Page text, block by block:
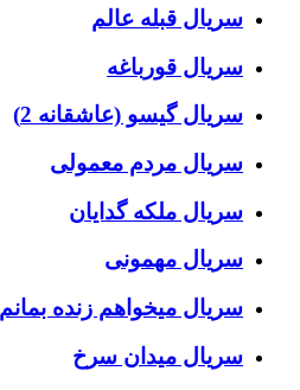
سریال قبله عالم
سریال قورباغه
سریال گیسو (عاشقانه 2)
سریال مردم معمولی
سریال ملکه گدایان
سریال مهمونی
سریال میخواهم زنده بمانم
سریال میدان سرخ